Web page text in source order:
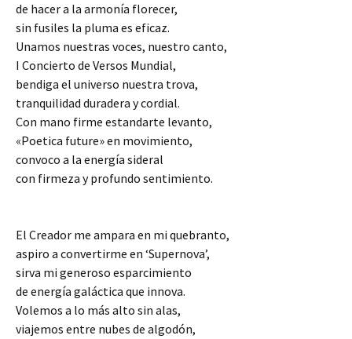
de hacer a la armonía florecer,
sin fusiles la pluma es eficaz.
Unamos nuestras voces, nuestro canto,
I Concierto de Versos Mundial,
bendiga el universo nuestra trova,
tranquilidad duradera y cordial.
Con mano firme estandarte levanto,
«Poetica future» en movimiento,
convoco a la energía sideral
con firmeza y profundo sentimiento.
El Creador me ampara en mi quebranto,
aspiro a convertirme en ‘Supernova’,
sirva mi generoso esparcimiento
de energía galáctica que innova.
Volemos a lo más alto sin alas,
viajemos entre nubes de algodón,